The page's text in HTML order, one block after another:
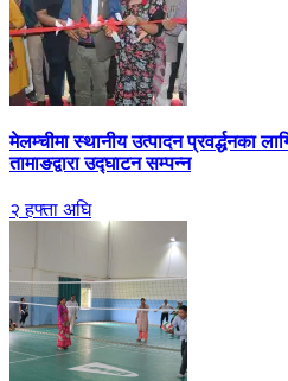
मेलम्चीमा स्थानीय उत्पादन प्रवर्द्धनका
तामाङद्वारा उद्घाटन सम्पन्न
२ हफ्ता अघि